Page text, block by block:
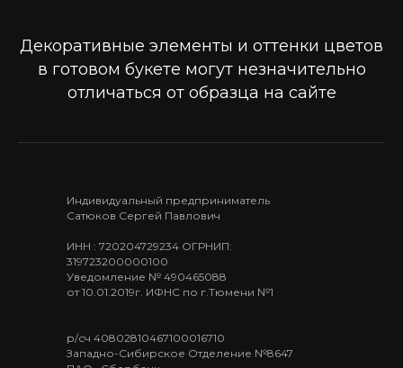
Декоративные элементы и оттенки цветов
в готовом букете могут незначительно
отличаться от образца на сайте
Индивидуальный предприниматель
Сатюков Сергей Павлович
ИНН : 720204729234 ОГРНИП:
319723200000100
Уведомление № 490465088
от 10.01.2019г. ИФНС по г.Тюмени №1
р/сч 40802810467100016710
Западно-Сибирское Отделение №8647